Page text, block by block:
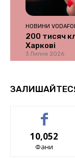
НОВИНИ
200 тисяч
Харкові
3 Липня 2026
10,052
Фани